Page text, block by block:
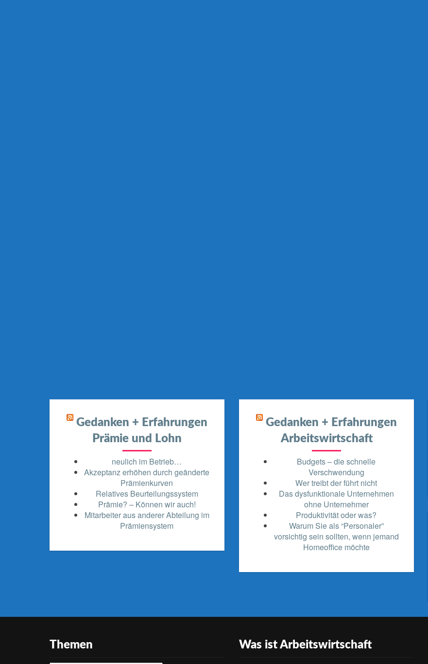
Gedanken + Erfahrungen
Prämie und Lohn
neulich im Betrieb…
Akzeptanz erhöhen durch geänderte
Prämienkurven
Relatives Beurteilungssystem
Prämie? – Können wir auch!
Mitarbeiter aus anderer Abteilung im
Prämiensystem
Gedanken + Erfahrungen
Arbeitswirtschaft
Budgets – die schnelle
Verschwendung
Wer treibt der führt nicht
Das dysfunktionale Unternehmen
ohne Unternehmer
Produktivität oder was?
Warum Sie als “Personaler”
vorsichtig sein sollten, wenn jemand
Homeoffice möchte
Themen Was ist Arbeitswirtschaft